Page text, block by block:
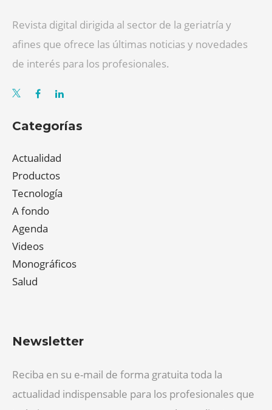
Revista digital dirigida al sector de la geriatría y
afines que ofrece las últimas noticias y novedades
de interés para los profesionales.
Categorías
Actualidad
Productos
Tecnología
A fondo
Agenda
Videos
Monográficos
Salud
Newsletter
Reciba en su e-mail de forma gratuita toda la
actualidad indispensable para los profesionales que